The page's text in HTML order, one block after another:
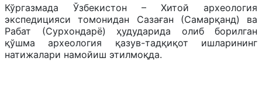
Кўргазмада Ўзбекистон – Хитой археология
экспедицияси томонидан Сазаған (Самарқанд) ва
Рабат (Сурхондарё) ҳудударида олиб борилган
қўшма археология қазув-тадқиқот ишларининг
натижалари намойиш этилмоқда.